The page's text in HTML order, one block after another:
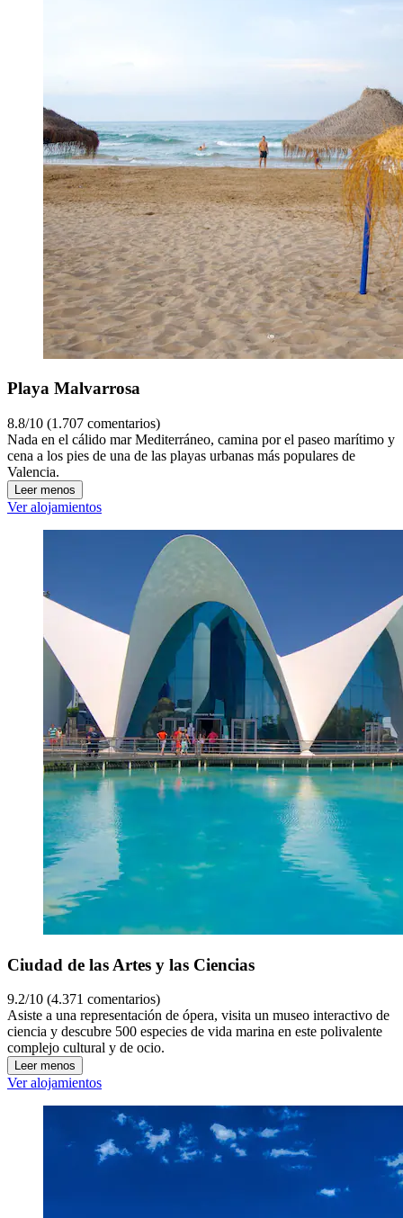
Playa Malvarrosa
8.8/10 (1.707 comentarios)
Nada en el cálido mar Mediterráneo, camina por el paseo marítimo y
cena a los pies de una de las playas urbanas más populares de
Valencia.
Leer menos
Ver alojamientos
Ciudad de las Artes y las Ciencias
9.2/10 (4.371 comentarios)
Asiste a una representación de ópera, visita un museo interactivo de
ciencia y descubre 500 especies de vida marina en este polivalente
complejo cultural y de ocio.
Leer menos
Ver alojamientos